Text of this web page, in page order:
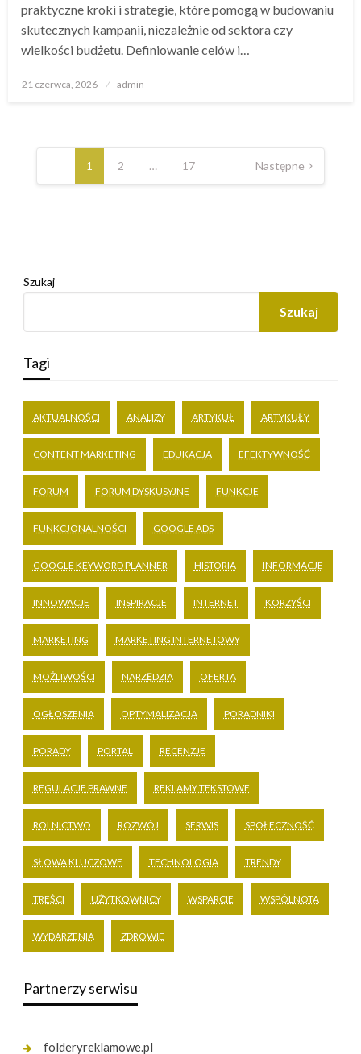
praktyczne kroki i strategie, które pomogą w budowaniu
skutecznych kampanii, niezależnie od sektora czy
wielkości budżetu. Definiowanie celów i…
Opublikowane
21 czerwca, 2026 admin
Stronicowanie
wpisów1 2 … 17 Następne
Szukaj
Szukaj
Tagi
AKTUALNOŚCI ANALIZY ARTYKUŁ ARTYKUŁY
CONTENT MARKETING EDUKACJA EFEKTYWNOŚĆ
FORUM FORUM DYSKUSYJNE FUNKCJE
FUNKCJONALNOŚCI GOOGLE ADS
GOOGLE KEYWORD PLANNER HISTORIA INFORMACJE
INNOWACJE INSPIRACJE INTERNET KORZYŚCI
MARKETING MARKETING INTERNETOWY
MOŻLIWOŚCI NARZĘDZIA OFERTA
OGŁOSZENIA OPTYMALIZACJA PORADNIKI
PORADY PORTAL RECENZJE
REGULACJE PRAWNE REKLAMY TEKSTOWE
ROLNICTWO ROZWÓJ SERWIS SPOŁECZNOŚĆ
SŁOWA KLUCZOWE TECHNOLOGIA TRENDY
TREŚCI UŻYTKOWNICY WSPARCIE WSPÓLNOTA
WYDARZENIA ZDROWIE
Partnerzy serwisu
folderyreklamowe.pl